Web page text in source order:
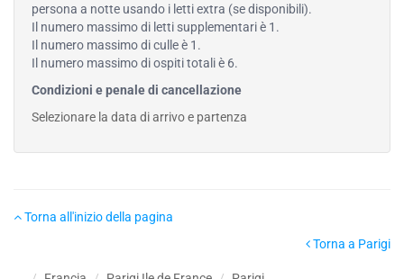
persona a notte usando i letti extra (se disponibili).
Il numero massimo di letti supplementari è 1.
Il numero massimo di culle è 1.
Il numero massimo di ospiti totali è 6.
Condizioni e penale di cancellazione
Selezionare la data di arrivo e partenza
Torna all'inizio della pagina
Torna a Parigi